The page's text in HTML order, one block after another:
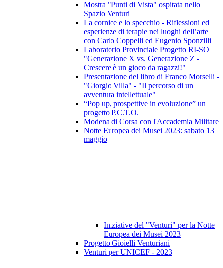
Mostra "Punti di Vista" ospitata nello
Spazio Venturi
La cornice e lo specchio - Riflessioni ed
esperienze di terapie nei luoghi dell’arte
con Carlo Coppelli ed Eugenio Sponzilli
Laboratorio Provinciale Progetto RI-SO
"Generazione X vs. Generazione Z -
Crescere è un gioco da ragazzi!"
Presentazione del libro di Franco Morselli -
"Giorgio Villa" - "Il percorso di un
avventura intellettuale"
“Pop up, prospettive in evoluzione” un
progetto P.C.T.O.
Modena di Corsa con l'Accademia Militare
Notte Europea dei Musei 2023: sabato 13
maggio
Iniziative del "Venturi" per la Notte
Europea dei Musei 2023
Progetto Gioielli Venturiani
Venturi per UNICEF - 2023